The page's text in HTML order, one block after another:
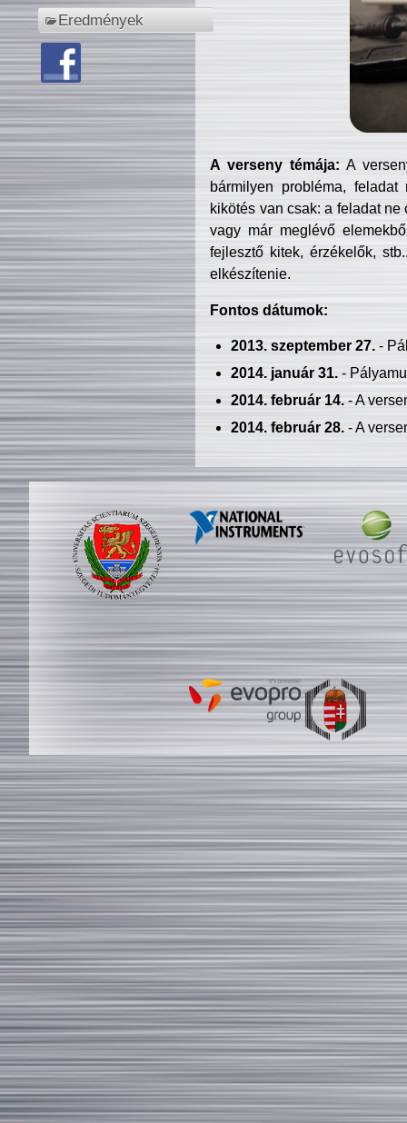
Eredmények
A verseny témája: A
bármilyen probléma, feladat
kikötés van csak: a feladat
vagy már meglévő
fejlesztő kitek, érzékelők,
elkészítenie.
Fontos dátumok:
2013. szeptember 27.-
2014. január 31.-
2014. február 14.- A
2014. február 28.- A